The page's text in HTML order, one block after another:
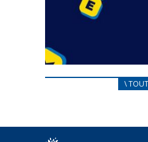
CARNET D’ACCUEIL
Afin d’accompagner au
\